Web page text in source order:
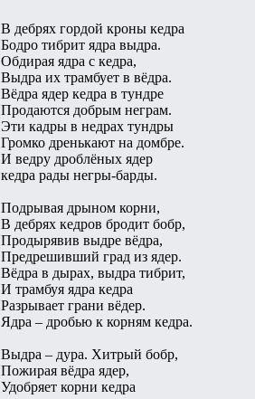
В дебрях гордой кроны кедра
Бодро тибрит ядра выдра.
Обдирая ядра с кедра,
Выдра их трамбует в вёдра.
Вёдра ядер кедра в тундре
Продаются добрым неграм.
Эти кадры в недрах тундры
Громко дренькают на домбре.
И ведру дроблёных ядер
кедра рады негры-барды.
Подрывая дрыном корни,
В дебрях кедров бродит бобр,
Продырявив выдре вёдра,
Предрешивший град из ядер.
Вёдра в дырах, выдра тибрит,
И трамбуя ядра кедра
Разрывает грани вёдер.
Ядра – дробью к корням кедра.
Выдра – дура. Хитрый бобр,
Пожирая вёдра ядер,
Удобряет корни кедра